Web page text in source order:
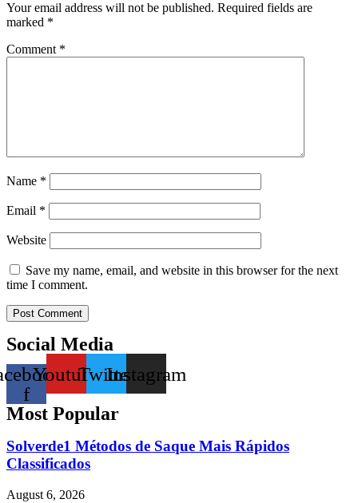
Your email address will not be published. Required fields are
marked *
Comment *
Name *
Email *
Website
Save my name, email, and website in this browser for the next
time I comment.
Social Media
f
YoutubeTwitterInstagram
Most Popular
Solverde1 Métodos de Saque Mais Rápidos
Classificados
August 6, 2026